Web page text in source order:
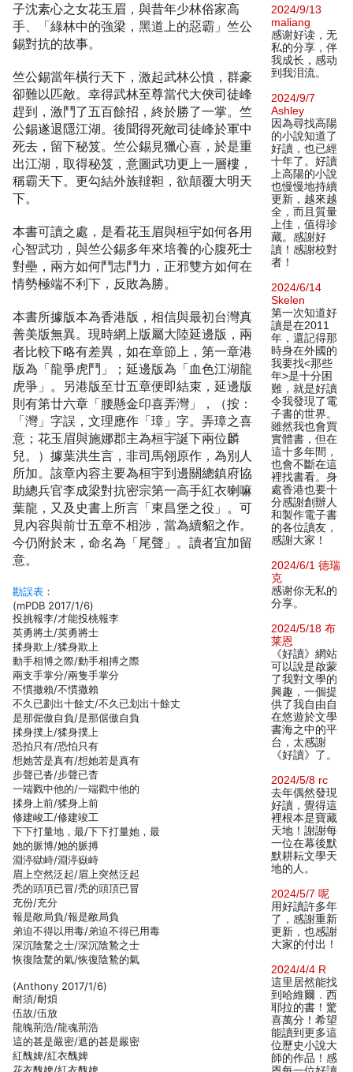
子沈素心之女花玉眉，與昔年少林俗家高
手、「綠林中的強梁，黑道上的惡霸」竺公
錫對抗的故事。
竺公錫當年橫行天下，激起武林公憤，群豪
卻難以匹敵。幸得武林至尊當代大俠司徒峰
趕到，激鬥了五百餘招，終於勝了一掌。竺
公錫遂退隱江湖。後聞得死敵司徒峰於軍中
死去，留下秘笈。竺公錫見獵心喜，於是重
出江湖，取得秘笈，意圖武功更上一層樓，
稱霸天下。更勾結外族韃靼，欲顛覆大明天
下。
本書可讀之處，是看花玉眉與桓宇如何各用
心智武功，與竺公錫多年來培養的心腹死士
對壘，兩方如何鬥志鬥力，正邪雙方如何在
情勢極端不利下，反敗為勝。
本書所據版本為香港版，相信與最初台灣真
善美版無異。現時網上版屬大陸延邊版，兩
者比較下略有差異，如在章節上，第一章港
版為「龍爭虎鬥」；延邊版為「血色江湖龍
虎爭」。另港版至廿五章便即結束，延邊版
則有第廿六章「腰懸金印喜弄灣」，（按：
「灣」字誤，文理應作「璋」字。弄璋之喜
意；花玉眉與施娜郡主為桓宇誕下兩位麟
兒。）據葉洪生言，非司馬翎原作，為別人
所加。該章內容主要為桓宇到邊關總鎮府協
助總兵官李成梁對抗密宗第一高手紅衣喇嘛
葉龍，又及史書上所言「東昌堡之役」。可
見內容與前廿五章不相涉，當為續貂之作。
今仍附於末，命名為「尾聲」。讀者宜加留
意。
勘誤表 ：
(mPDB 2017/1/6)
投挑報李/才能投桃報李
英勇將土/英勇將士
揉身欺上/猱身欺上
動手相博之際/動手相搏之際
兩支手掌分/兩隻手掌分
不慣撤賴/不慣撒賴
不久已劃出十餘丈/不久已划出十餘丈
是那倔傲自負/是那倨傲自負
揉身撲上/猱身撲上
恐拍只有/恐怕只有
想她苦是真有/想她若是真有
步聲已沓/步聲已杳
一端戮中他的/一端戳中他的
揉身上前/猱身上前
修建峻工/修建竣工
下下打量地，最/下下打量她，最
她的脈博/她的脈搏
淵渟獄峙/淵渟嶽峙
眉上空然泛起/眉上突然泛起
禿的頭項已冒/禿的頭頂已冒
充份/充分
報是敞局負/報是敝局負
弟迫不得以用毒/弟迫不得已用毒
深沉陰騖之士/深沉陰鷙之士
恢復陰騖的氣/恢復陰鷙的氣
(Anthony 2017/1/6)
耐須/耐煩
伍故/伍放
龍魄荊浩/龍魂荊浩
這的甚是嚴密/遮的甚是嚴密
紅醜婢/紅衣醜婢
2024/9/13
maliang
感谢好读，无
私的分享，伴
我成长，感动
到我泪流。
2024/9/7
Ashley
因為尋找高陽
的小說知道了
好讀，也已經
十年了。好讀
上高陽的小說
也慢慢地持續
更新，越來越
全，而且質量
上佳，值得珍
藏。感謝好
讀！感謝校對
者！
2024/6/14
Skelen
第一次知道好
讀是在2011
年，還記得那
時身在外國的
我要找<那些
年>是十分困
難，就是好讀
令我發現了電
子書的世界。
雖然我也會買
實體書，但在
這十多年間，
也會不斷在這
裡找書看。身
處香港也要十
分感謝創辦人
和製作電子書
的各位讀友，
感謝大家！
2024/6/1 德瑞
克
感谢你无私的
分享。
2024/5/18 布
莱恩
《好讀》網站
可以說是啟蒙
了我對文學的
興趣，一個提
供了我自由自
在悠遊於文學
書海之中的平
台，太感謝
《好讀》了。
2024/5/8 rc
去年偶然發現
好讀，覺得這
裡根本是寶藏
天地！謝謝每
一位在幕後默
默耕耘文學天
地的人。
2024/5/7 呢
用好讀許多年
了，感謝重新
更新，也感謝
大家的付出！
2024/4/4 R
這里居然能找
到哈維爾．西
耶拉的書！驚
喜萬分！希望
能讀到更多這
位歷史小說大
師的作品！感